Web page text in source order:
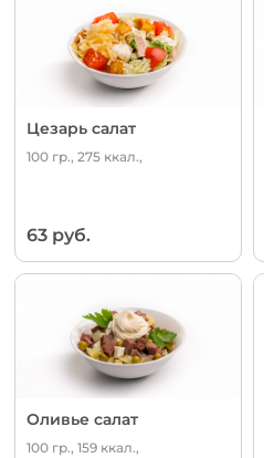
Цезарь салат
100 гр., 275 ккал.,
63 руб.
Оливье салат
100 гр., 159 ккал.,